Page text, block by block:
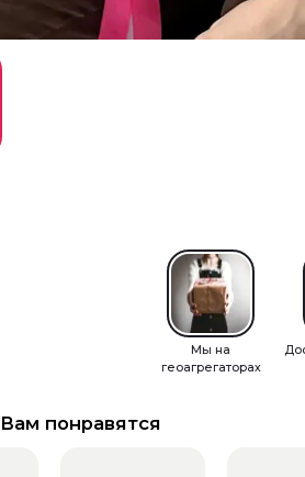
Мы на
геоагрегаторах
понравятся